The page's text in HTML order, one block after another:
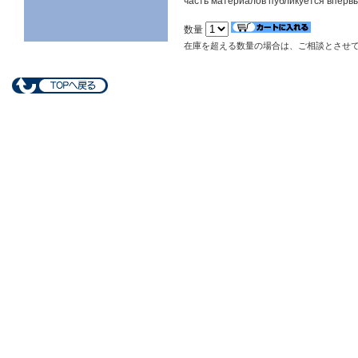
数量
在庫を超える数量の場合は、ご相談とさせ